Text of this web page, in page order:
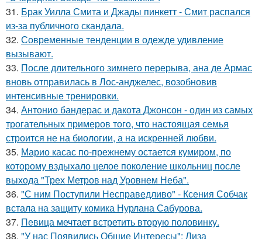
31. Брак Уилла Смита и Джады пинкетт - Смит распался
из-за публичного скандала.
32. Современные тенденции в одежде удивление
вызывают.
33. После длительного зимнего перерыва, ана де Армас
вновь отправилась в Лос-анджелес, возобновив
интенсивные тренировки.
34. Антонио бандерас и дакота Джонсон - один из самых
трогательных примеров того, что настоящая семья
строится не на биологии, а на искренней любви.
35. Марио касас по-прежнему остается кумиром, по
которому вздыхало целое поколение школьниц после
выхода "Трех Метров над Уровнем Неба".
36. "С ним Поступили Несправедливо" - Ксения Собчак
встала на защиту комика Нурлана Сабурова.
37. Певица мечтает встретить вторую половинку.
38. "У нас Появились Общие Интересы": Лиза